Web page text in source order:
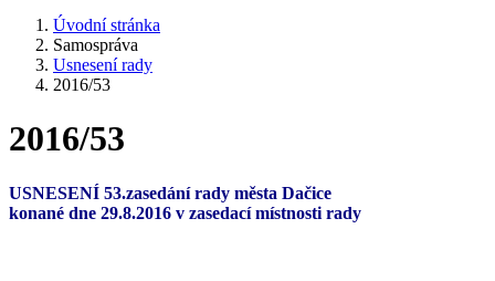
Úvodní stránka
Samospráva
Usnesení rady
2016/53
2016/53
USNESENÍ 53.zasedání rady města Dačice
konané dne 29.8.2016 v zasedací místnosti rady